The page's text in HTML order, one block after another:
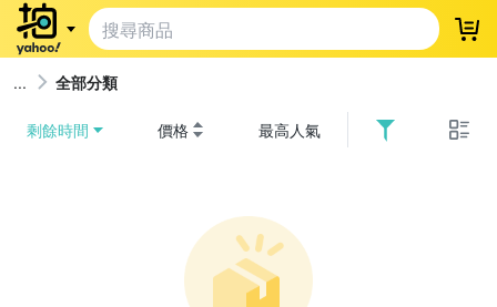
登
全部分類
剩餘時間 價格 最高人氣